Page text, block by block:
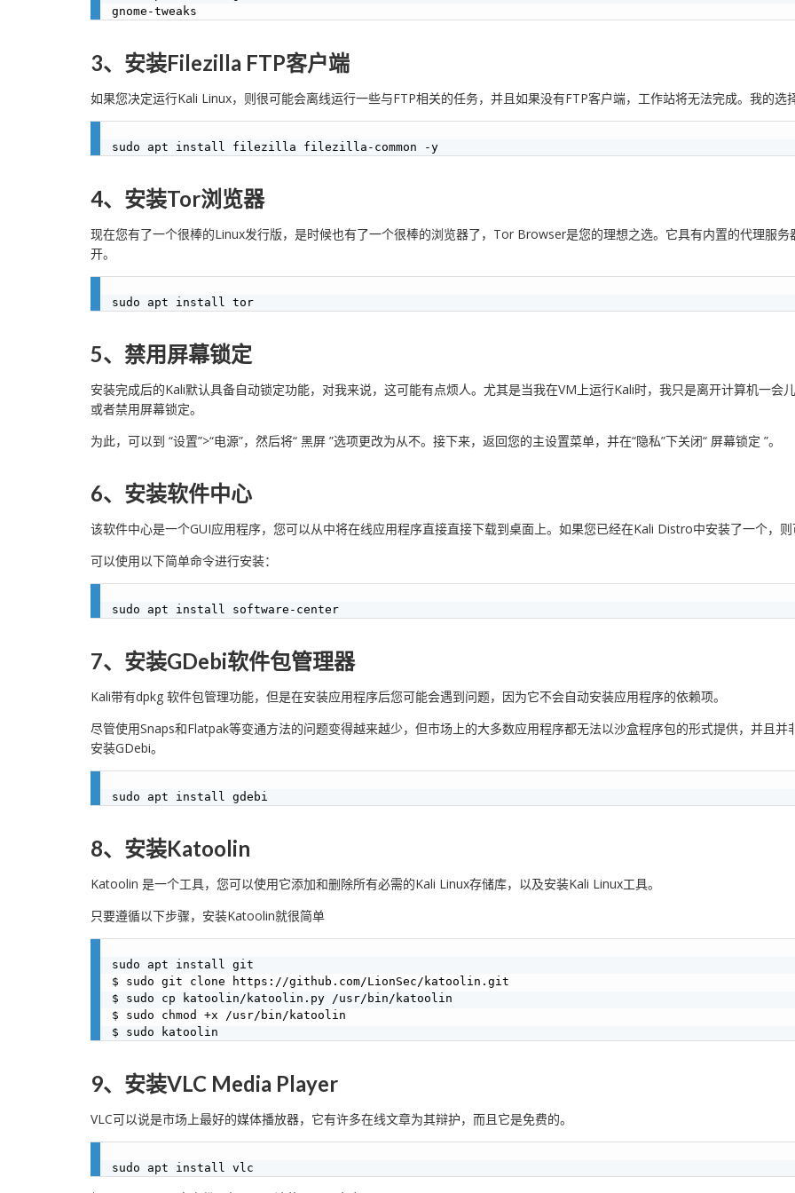
3、安装Filezilla FTP客户端
如果您决定运行Kali Linux，则很可能会离线运行一些与FTP相关的任务，并且如果没有FTP客户端，工作站将无法完成。我的
4、安装Tor浏览器
现在您有了一个很棒的Linux发行版，是时候也有了一个很棒的浏览器了，Tor Browser是您的理想之选。它具有内置的代理服
开。
5、禁用屏幕锁定
安装完成后的Kali默认具备自动锁定功能，对我来说，这可能有点烦人。尤其是当我在VM上运行Kali时，我只是离开计算机一会
或者禁用屏幕锁定。
为此，可以到 “设置”>“电源”，然后将“ 黑屏 ”选项更改为从不。接下来，返回您的主设置菜单，并在“隐私”下关闭“ 屏幕锁定 ”。
6、安装软件中心
该软件中心是一个GUI应用程序，您可以从中将在线应用程序直接直接下载到桌面上。如果您已经在Kali Distro中安装了一个，
可以使用以下简单命令进行安装：
7、安装GDebi软件包管理器
Kali带有dpkg 软件包管理功能，但是在安装应用程序后您可能会遇到问题，因为它不会自动安装应用程序的依赖项。
尽管使用Snaps和Flatpak等变通方法的问题变得越来越少，但市场上的大多数应用程序都无法以沙盒程序包的形式提供，并且
安装GDebi。
8、安装Katoolin
Katoolin 是一个工具，您可以使用它添加和删除所有必需的Kali Linux存储库，以及安装Kali Linux工具。
只要遵循以下步骤，安装Katoolin就很简单
sudo apt install git
$ sudo git clone https://github.com/LionSec/katoolin.git
$ sudo cp katoolin/katoolin.py /usr/bin/katoolin
$ sudo chmod +x /usr/bin/katoolin
9、安装VLC Media Player
VLC可以说是市场上最好的媒体播放器，它有许多在线文章为其辩护，而且它是免费的。